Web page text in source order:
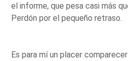
el informe, que pesa casi más
Perdón por el pequeño retraso.
Es para mí un placer